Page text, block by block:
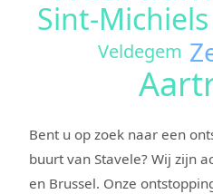
Sint-Michiels
Veldegem
Bent u op zoek naar een
buurt van Stavele? Wij zijn
en Brussel. Onze